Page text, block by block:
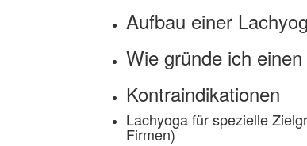
Aufbau einer
Wie gründe ich
Kontraindikationen
Lachyoga für spezielle
Firmen)